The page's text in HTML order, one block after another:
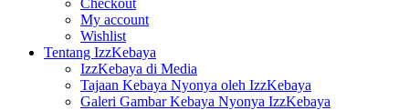
My account
Wishlist
Tentang IzzKebaya
IzzKebaya di Media
Tajaan Kebaya Nyonya oleh IzzKebaya
Galeri Gambar Kebaya Nyonya IzzKebaya